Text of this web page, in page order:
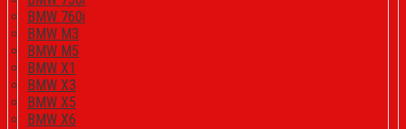
BMW 760i
BMW M3
BMW M5
BMW X1
BMW X3
BMW X5
BMW X6